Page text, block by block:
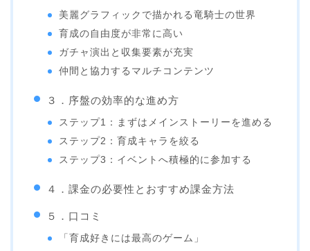
美麗グラフィックで描かれる竜騎士の世界
育成の自由度が非常に高い
ガチャ演出と収集要素が充実
仲間と協力するマルチコンテンツ
３．序盤の効率的な進め方
ステップ1：まずはメインストーリーを進める
ステップ2：育成キャラを絞る
ステップ3：イベントへ積極的に参加する
４．課金の必要性とおすすめ課金方法
５．口コミ
「育成好きには最高のゲーム」